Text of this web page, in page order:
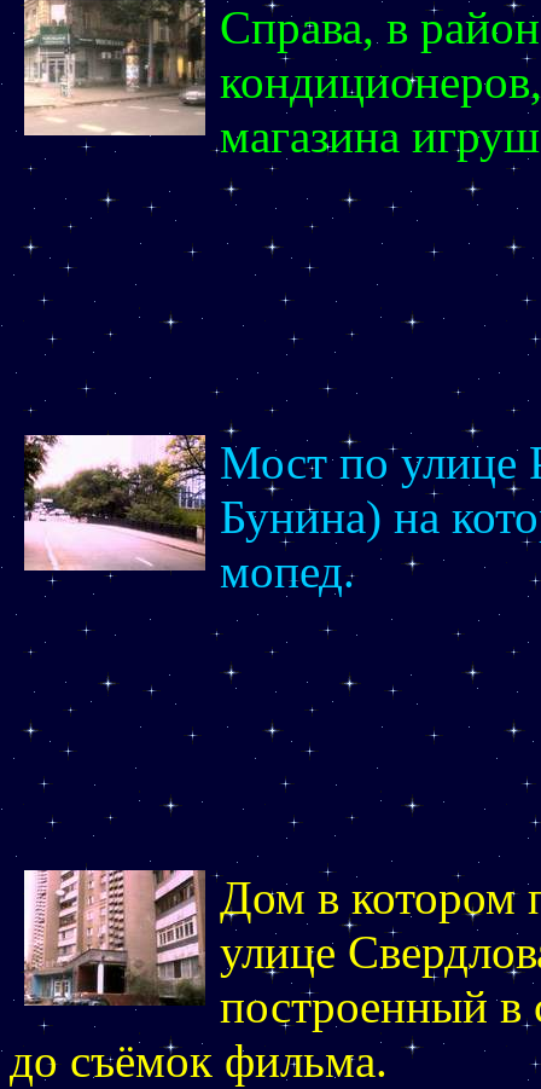
Справа, в
магазина
Мост по улице
Бунина) на
мопед.
Дом в котором
улице
построенный в
до съёмок фильма.